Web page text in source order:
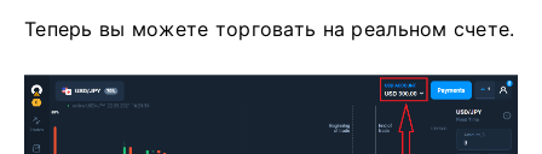
Теперь вы можете торговать на реальном счете.